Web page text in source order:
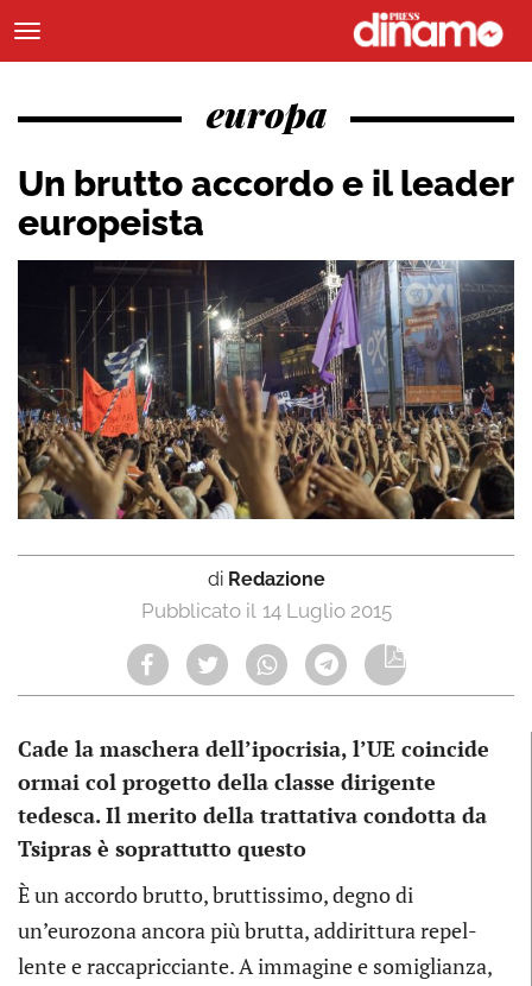
europa
Un brutto accordo e il leader
europeista
di Redazione
14 Luglio 2015
Cade la maschera dell’ipocrisia, l’UE coincide
ormai col progetto della classe dirigente
tedesca. Il merito della trattativa condotta da
Tsipras è soprattutto questo
È un accordo brutto, brut­tis­simo, degno di
un’eurozona ancora più brutta, addi­rit­tura repel­
lente e rac­ca­pric­ciante. A imma­gine e somi­glianza,